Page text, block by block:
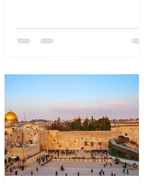
Joyas del Templo , que incluyen los
museo ofrece una experiencia única
para los amantes de la historia, el
arte y la cultura. Además, su
Pabellón de Arte Judío